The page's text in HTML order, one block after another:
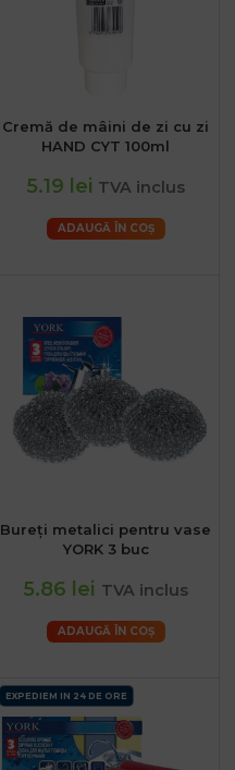
Cremă de mâini de zi cu zi
HAND CYT 100ml
5.19 lei TVA inclus
ADAUGĂ ÎN COȘ
Bureți metalici pentru vase
YORK 3 buc
5.86 lei TVA inclus
ADAUGĂ ÎN COȘ
EXPEDIEM IN 24 DE ORE